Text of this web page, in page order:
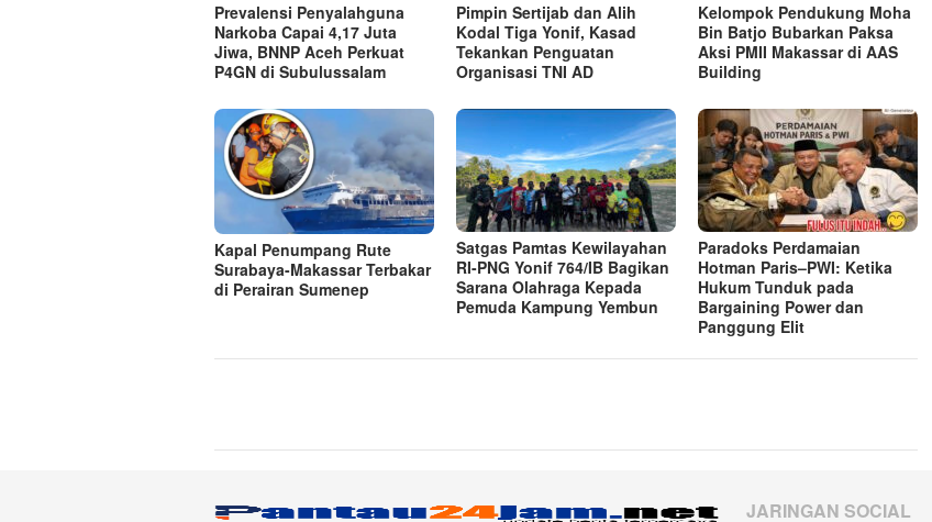
Prevalensi Penyalahguna
Narkoba Capai 4,17 Juta
Jiwa, BNNP Aceh Perkuat
P4GN di Subulussalam
Pimpin Sertijab dan Alih
Kodal Tiga Yonif, Kasad
Tekankan Penguatan
Organisasi TNI AD
Kelompok Pendukung Moha
Bin Batjo Bubarkan Paksa
Aksi PMII Makassar di AAS
Building
Kapal Penumpang Rute
Surabaya-Makassar Terbakar
di Perairan Sumenep
Satgas Pamtas Kewilayahan
RI-PNG Yonif 764/IB Bagikan
Sarana Olahraga Kepada
Pemuda Kampung Yembun
Paradoks Perdamaian
Hotman Paris–PWI: Ketika
Hukum Tunduk pada
Bargaining Power dan
Panggung Elit
JARINGAN SOCIAL